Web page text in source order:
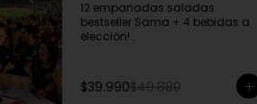
12 empanadas saladas
bestseller Sama + 4 bebidas a
elección!
+ 2 fugazzetta + 2 pino + 2
chupe palmitos
$39.990$49.880